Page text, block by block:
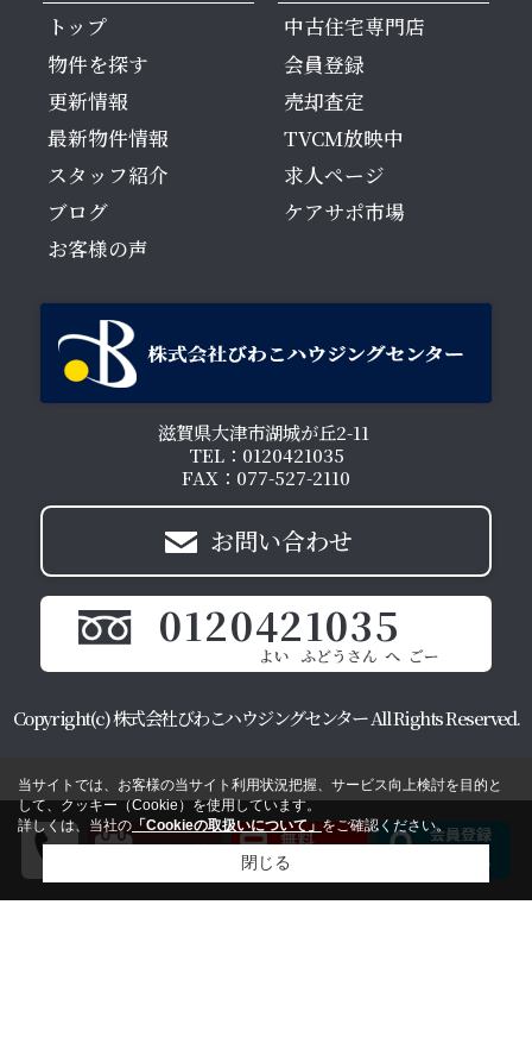
トップ
物件を探す
更新情報
最新物件情報
スタッフ紹介
ブログ
お客様の声
中古住宅専門店
会員登録
売却査定
TVCM放映中
求人ページ
ケアサポ市場
滋賀県大津市湖城が丘2-11
TEL：0120421035
FAX：077-527-2110
お問い合わせ
0120421035
Copyright(c) 株式会社びわこハウジングセンター All Rights Reserved.
当サイトでは、お客様の当サイト利用状況把握、サービス向上検討を目的と
して、クッキー（Cookie）を使用しています。
詳しくは、当社の 「Cookieの取扱いについて」 をご確認ください。
閉じる